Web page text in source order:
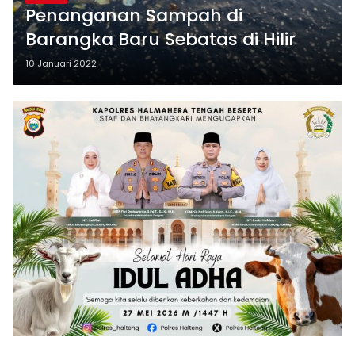
Penanganan Sampah di
Barangka Baru Sebatas di Hilir
10 Januari 2022